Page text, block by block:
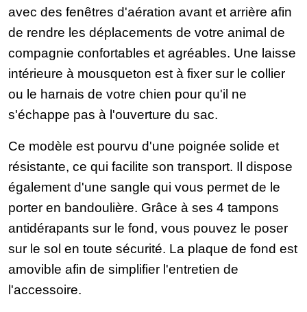
avec des fenêtres d'aération avant et arrière afin
de rendre les déplacements de votre animal de
compagnie confortables et agréables. Une laisse
intérieure à mousqueton est à fixer sur le collier
ou le harnais de votre chien pour qu'il ne
s'échappe pas à l'ouverture du sac.
Ce modèle est pourvu d'une poignée solide et
résistante, ce qui facilite son transport. Il dispose
également d'une sangle qui vous permet de le
porter en bandoulière. Grâce à ses 4 tampons
antidérapants sur le fond, vous pouvez le poser
sur le sol en toute sécurité. La plaque de fond est
amovible afin de simplifier l'entretien de
l'accessoire.